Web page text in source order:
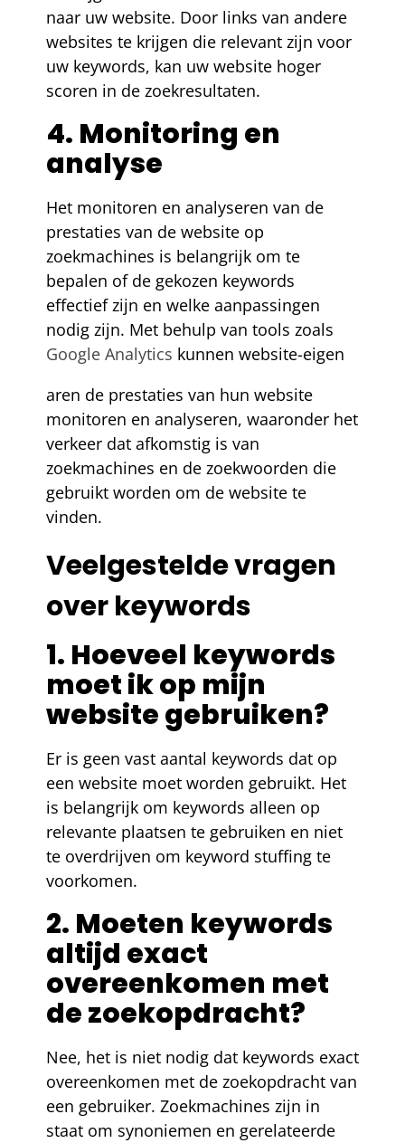
naar uw website. Door links van andere
websites te krijgen die relevant zijn voor
uw keywords, kan uw website hoger
scoren in de zoekresultaten.
4. Monitoring en
analyse
Het monitoren en analyseren van de
prestaties van de website op
zoekmachines is belangrijk om te
bepalen of de gekozen keywords
effectief zijn en welke aanpassingen
nodig zijn. Met behulp van tools zoals
Google Analytics kunnen website-eigen
aren de prestaties van hun website
monitoren en analyseren, waaronder het
verkeer dat afkomstig is van
zoekmachines en de zoekwoorden die
gebruikt worden om de website te
vinden.
Veelgestelde vragen
over keywords
1. Hoeveel keywords
moet ik op mijn
website gebruiken?
Er is geen vast aantal keywords dat op
een website moet worden gebruikt. Het
is belangrijk om keywords alleen op
relevante plaatsen te gebruiken en niet
te overdrijven om keyword stuffing te
voorkomen.
2. Moeten keywords
altijd exact
overeenkomen met
de zoekopdracht?
Nee, het is niet nodig dat keywords exact
overeenkomen met de zoekopdracht van
een gebruiker. Zoekmachines zijn in
staat om synoniemen en gerelateerde